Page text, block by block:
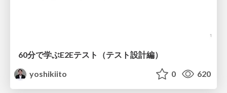
60分で学ぶE2Eテスト（テスト設計編）
yoshikiito
0 620